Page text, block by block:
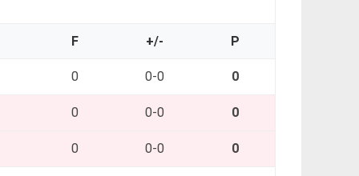
F +/- P
0 0-0 0
0 0-0 0
0 0-0 0